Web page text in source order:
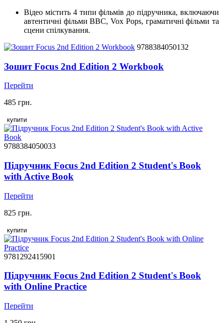
Відео містить 4 типи фільмів до підручника, включаючи
автентичні фільми BBC, Vox Pops, граматичні фільми та
сцени спілкування.
9788384050132
Зошит Focus 2nd Edition 2 Workbook
Перейти
485 грн.
купити
9788384050033
Підручник Focus 2nd Edition 2 Student's Book
with Active Book
Перейти
825 грн.
купити
9781292415901
Підручник Focus 2nd Edition 2 Student's Book
with Online Practice
Перейти